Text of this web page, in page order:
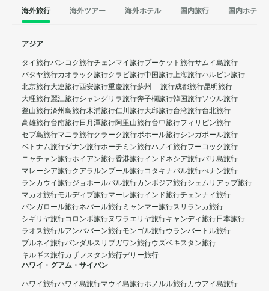
海外旅行 海外ツアー 海外ホテル 国内旅行 国内ホテル
アジア
タイ旅行バンコク旅行チェンマイ旅行プーケット旅行サムイ島旅行
パタヤ旅行カオラック旅行クラビ旅行中国旅行上海旅行ハルビン旅行
北京旅行大連旅行西安旅行重慶旅行蘇州 旅行成都旅行昆明旅行
大理旅行麗江旅行シャングリラ旅行奔子欄旅行韓国旅行ソウル旅行
釜山旅行済州島旅行木浦旅行仁川旅行大邱旅行台湾旅行台北旅行
高雄旅行台南旅行日月潭旅行阿里山旅行台中旅行フィリピン旅行
セブ島旅行マニラ旅行クラーク旅行ボホール旅行シンガポール旅行
ベトナム旅行ダナン旅行ホーチミン旅行ハノイ旅行フーコック旅行
ニャチャン旅行ホイアン旅行香港旅行インドネシア旅行バリ島旅行
マレーシア旅行クアラルンプール旅行コタキナバル旅行ぺナン旅行
ランカウイ旅行ジョホールバル旅行カンボジア旅行シェムリアップ旅行
マカオ旅行モルディブ旅行マーレ旅行インド旅行チェンナイ旅行
バンガロール旅行ネパール旅行 ミャンマー旅行スリランカ旅行
シギリヤ旅行コロンボ旅行ヌワラエリヤ旅行キャンディ旅行日本旅行
ラオス旅行ルアンパバーン旅行モンゴル旅行ウランバートル旅行
ブルネイ旅行バンダルスリブガワン旅行ウズベキスタン旅行
キルギス旅行カザフスタン旅行デリー旅行
ハワイ・グアム・サイパン
ハワイ旅行ハワイ島旅行マウイ島旅行ホノルル旅行カウアイ島旅行